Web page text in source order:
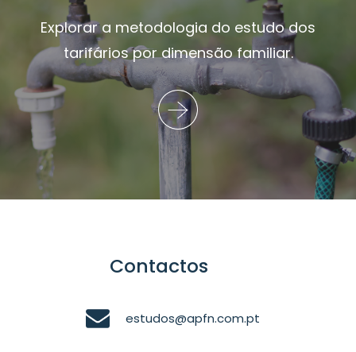
Explorar a metodologia do estudo dos
tarifários por dimensão familiar.
Contactos
estudos@apfn.com.pt